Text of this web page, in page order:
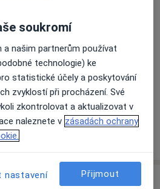
udělat?
návštěvy)
přijímá pacienty na pojišťovnu
Více
soukromí
a našim partnerům používat
technologie) ke
statistické účely a poskytování
zvyklostí při procházení. Své
zkontrolovat a aktualizovat v
naleznete v zásadách ochrany
nastavení Přijmout